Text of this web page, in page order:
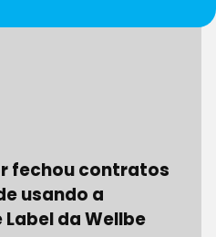
fechou contratos
usando a
da Wellbe